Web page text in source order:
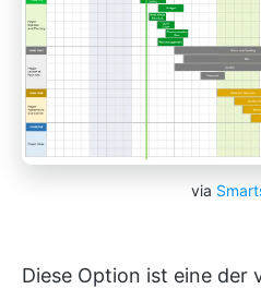
via
Diese Option ist eine der